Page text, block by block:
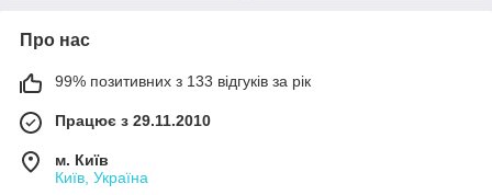
Про нас
99% позитивних з 133 відгуків за рік
Працює з 29.11.2010
м. Київ
Київ, Україна